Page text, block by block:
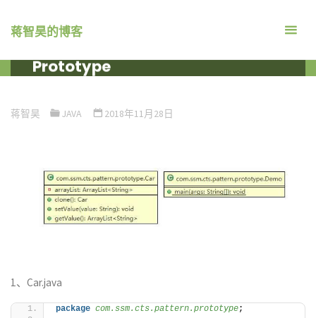
蒋智昊的博客
Prototype
蒋智昊 JAVA 2018年11月28日
1、Car.java
package com.ssm.cts.pattern.prototype;